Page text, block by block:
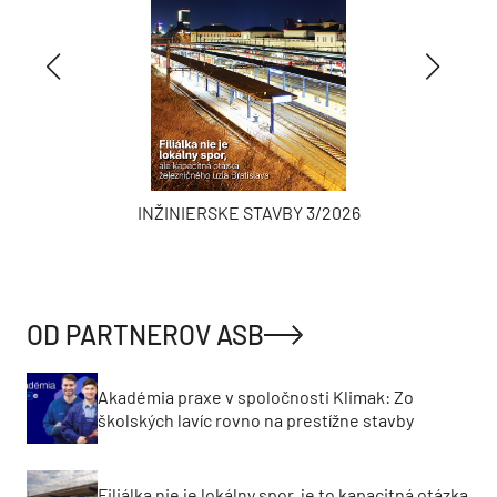
INŽINIERSKE STAVBY 3/2026
OD PARTNEROV ASB
Akadémia praxe v spoločnosti Klimak: Zo
školských lavíc rovno na prestížne stavby